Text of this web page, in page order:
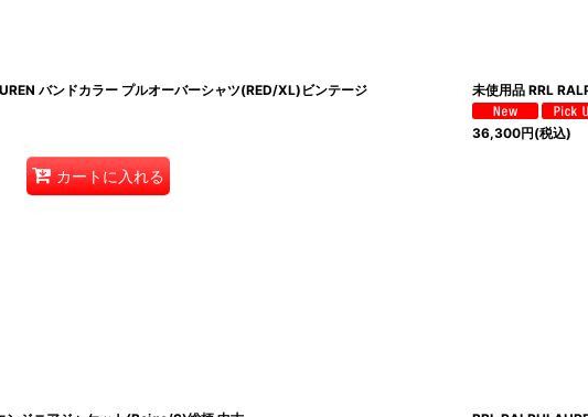
バンドカラー プルオーバーシャツ(RED/XL)ビンテージ
カートに入れる
未使用品 RRL
36,300円(税込)